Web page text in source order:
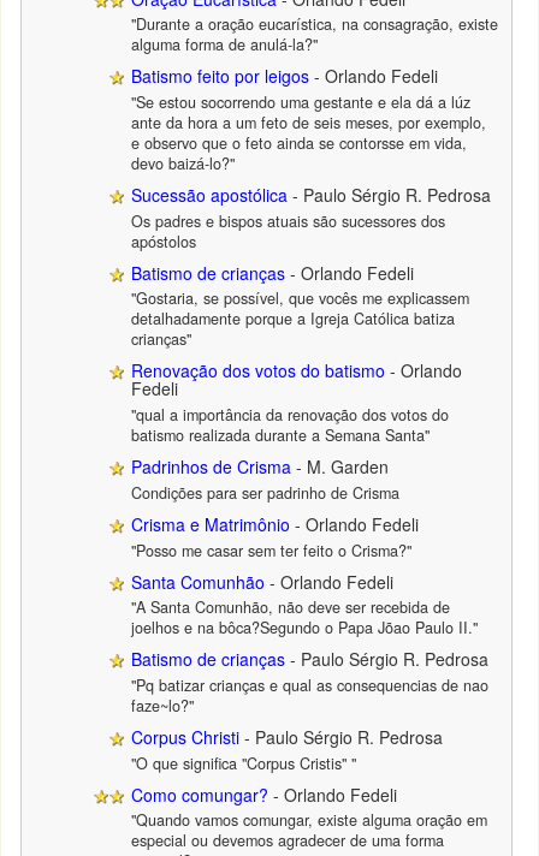
"Durante a oração eucarística, na consagração, existe
alguma forma de anulá-la?"
Batismo feito por leigos - Orlando Fedeli
"Se estou socorrendo uma gestante e ela dá a lúz
ante da hora a um feto de seis meses, por exemplo,
e observo que o feto ainda se contorsse em vida,
devo baizá-lo?"
Sucessão apostólica - Paulo Sérgio R. Pedrosa
Os padres e bispos atuais são sucessores dos
apóstolos
Batismo de crianças - Orlando Fedeli
"Gostaria, se possível, que vocês me explicassem
detalhadamente porque a Igreja Católica batiza
crianças"
Renovação dos votos do batismo - Orlando
Fedeli
"qual a importância da renovação dos votos do
batismo realizada durante a Semana Santa"
Padrinhos de Crisma - M. Garden
Condições para ser padrinho de Crisma
Crisma e Matrimônio - Orlando Fedeli
"Posso me casar sem ter feito o Crisma?"
Santa Comunhão - Orlando Fedeli
"A Santa Comunhão, não deve ser recebida de
joelhos e na bôca?Segundo o Papa Jõao Paulo II."
Batismo de crianças - Paulo Sérgio R. Pedrosa
"Pq batizar crianças e qual as consequencias de nao
faze~lo?"
Corpus Christi - Paulo Sérgio R. Pedrosa
"O que significa "Corpus Cristis" "
Como comungar? - Orlando Fedeli
"Quando vamos comungar, existe alguma oração em
especial ou devemos agradecer de uma forma